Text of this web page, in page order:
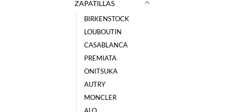
ZAPATILLAS
BIRKENSTOCK
LOUBOUTIN
CASABLANCA
PREMIATA
ONITSUKA
AUTRY
MONCLER
ALO